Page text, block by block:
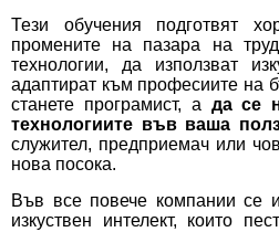
Тези обучения подготвят
промените на пазара на
технологии, да използват
адаптират към професиите на
станете програмист, а да се
технологиите във ваша
служител, предприемач или
нова посока.
Във все повече компании се
изкуствен интелект, които